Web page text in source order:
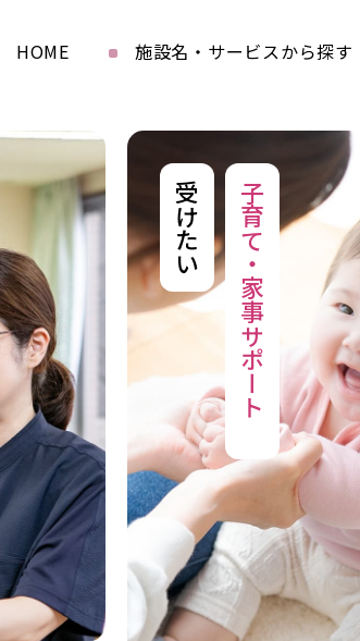
HOME 施設名・サービスから探す
子育て・家事サポート
受けたい